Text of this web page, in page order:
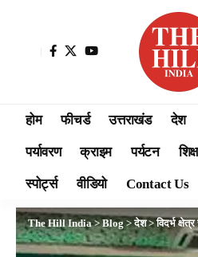
होम फीचर्ड उत्तराखंड देश
पर्यावरण क्राइम पर्यटन
स्पोर्ट्स वीडियो Contact Us
The Hill India>Blog >देश>विदर्भ क्षेत्र से फलों